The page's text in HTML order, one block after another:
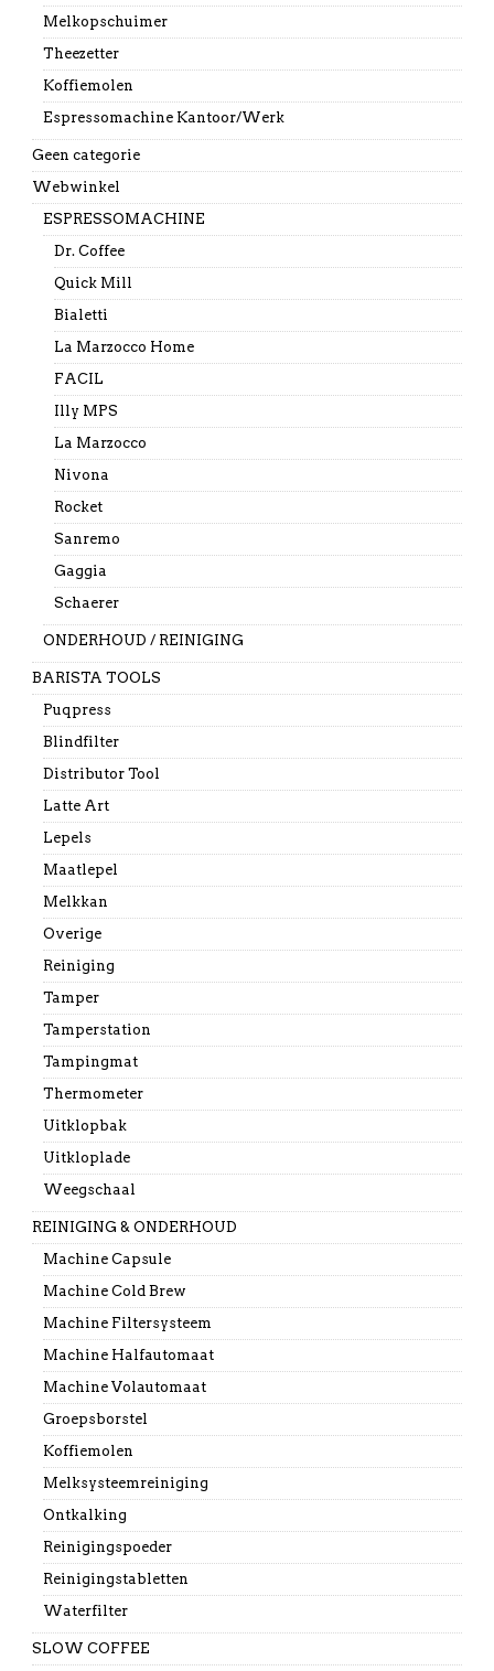
Melkopschuimer
Theezetter
Koffiemolen
Espressomachine Kantoor/Werk
Geen categorie
Webwinkel
ESPRESSOMACHINE
Dr. Coffee
Quick Mill
Bialetti
La Marzocco Home
FACIL
Illy MPS
La Marzocco
Nivona
Rocket
Sanremo
Gaggia
Schaerer
ONDERHOUD / REINIGING
BARISTA TOOLS
Puqpress
Blindfilter
Distributor Tool
Latte Art
Lepels
Maatlepel
Melkkan
Overige
Reiniging
Tamper
Tamperstation
Tampingmat
Thermometer
Uitklopbak
Uitkloplade
Weegschaal
REINIGING & ONDERHOUD
Machine Capsule
Machine Cold Brew
Machine Filtersysteem
Machine Halfautomaat
Machine Volautomaat
Groepsborstel
Koffiemolen
Melksysteemreiniging
Ontkalking
Reinigingspoeder
Reinigingstabletten
Waterfilter
SLOW COFFEE